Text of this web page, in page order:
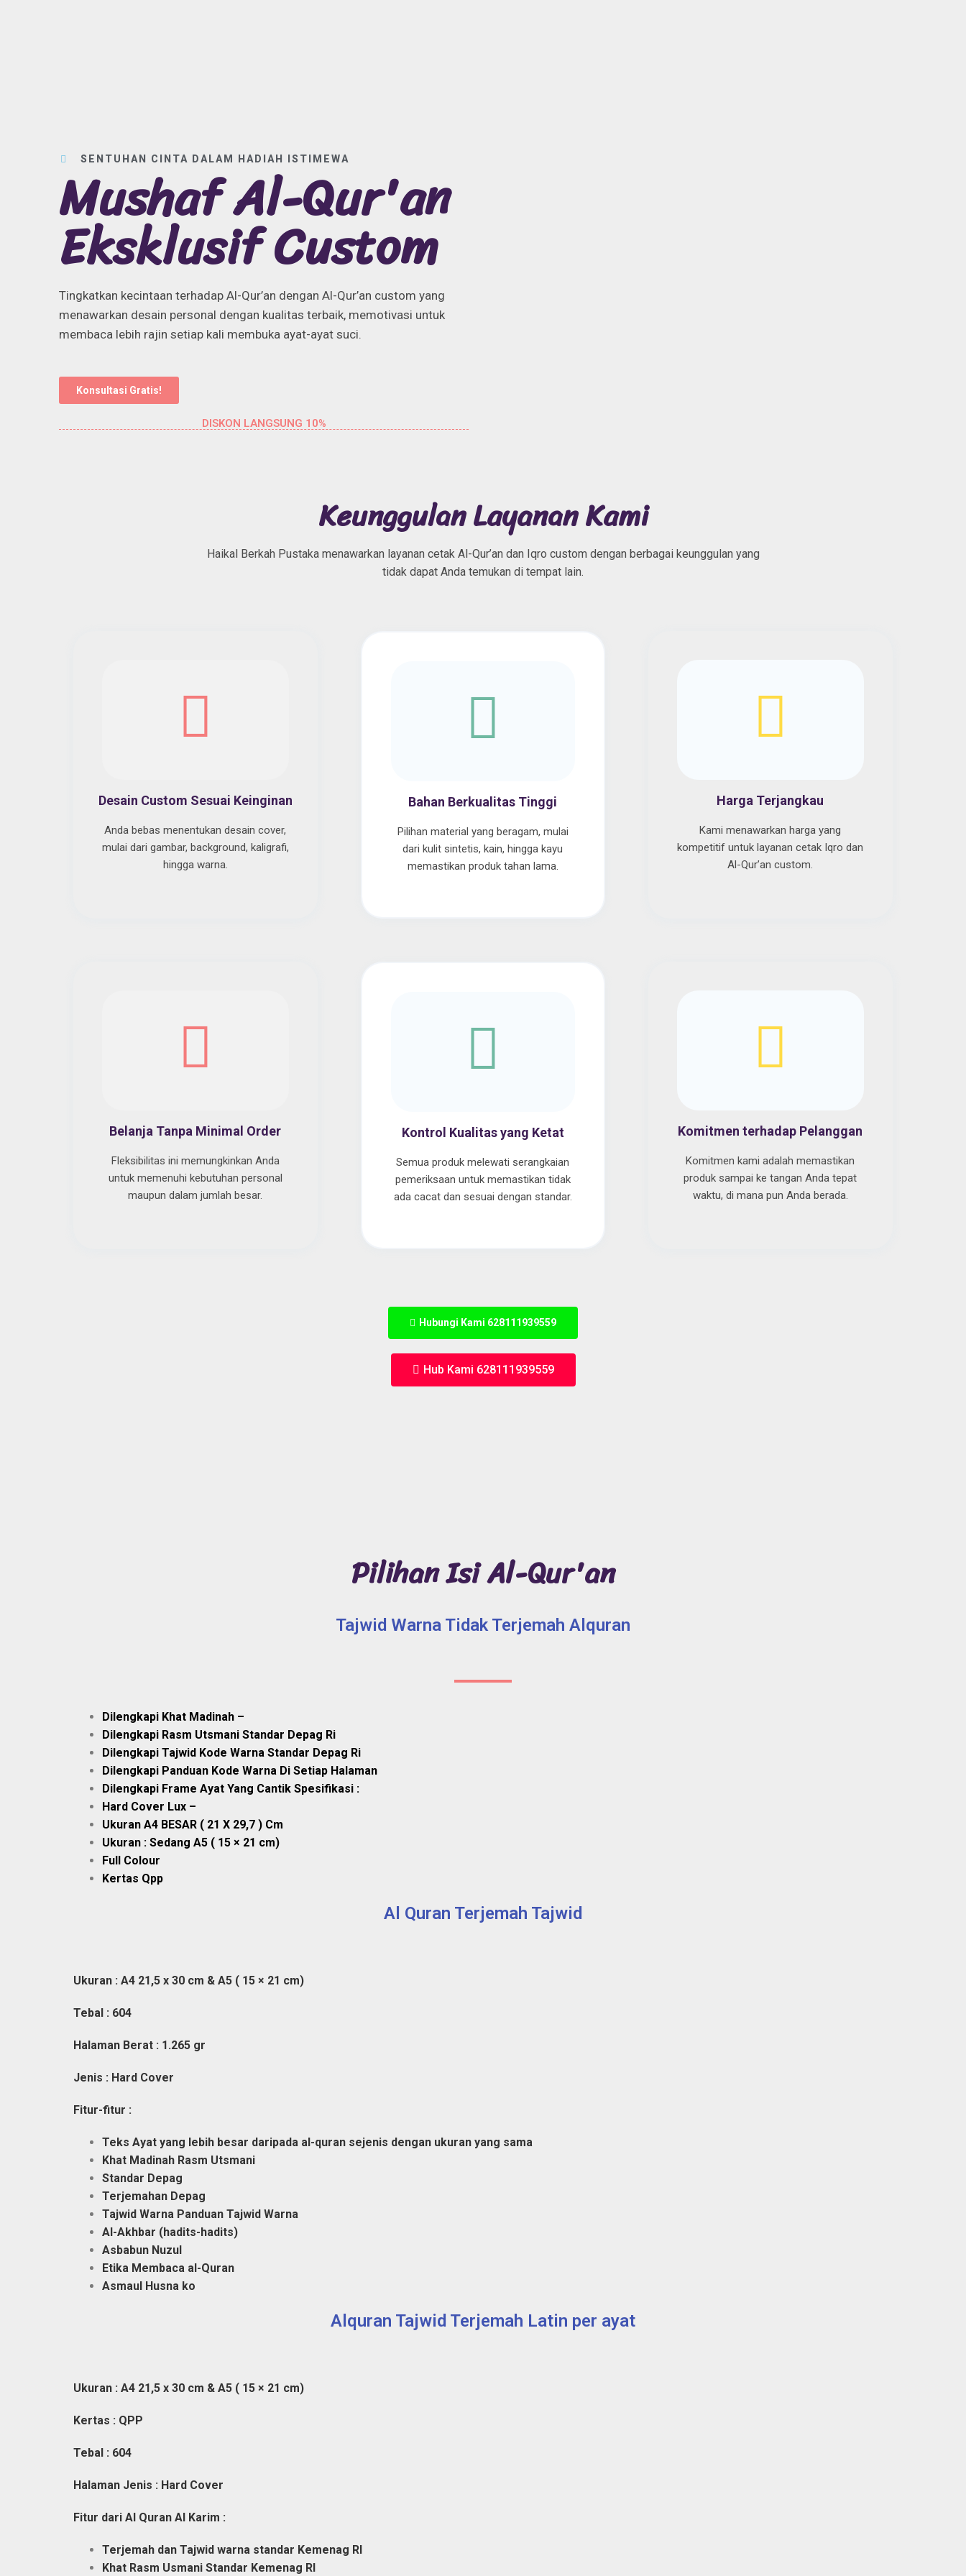
SENTUHAN CINTA DALAM HADIAH ISTIMEWA
Mushaf Al-Qur'an
Eksklusif Custom
Tingkatkan kecintaan terhadap Al-Qur’an dengan Al-Qur’an custom yang
menawarkan desain personal dengan kualitas terbaik, memotivasi untuk
membaca lebih rajin setiap kali membuka ayat-ayat suci.
Konsultasi Gratis!
DISKON LANGSUNG 10%
Keunggulan Layanan Kami
Haikal Berkah Pustaka menawarkan layanan cetak Al-Qur’an dan Iqro custom dengan berbagai keunggulan yang
tidak dapat Anda temukan di tempat lain.
Desain Custom Sesuai Keinginan
Anda bebas menentukan desain cover,
mulai dari gambar, background, kaligrafi,
hingga warna.
Bahan Berkualitas Tinggi
Pilihan material yang beragam, mulai
dari kulit sintetis, kain, hingga kayu
memastikan produk tahan lama.
Harga Terjangkau
Kami menawarkan harga yang
kompetitif untuk layanan cetak Iqro dan
Al-Qur’an custom.
Belanja Tanpa Minimal Order
Fleksibilitas ini memungkinkan Anda
untuk memenuhi kebutuhan personal
maupun dalam jumlah besar.
Kontrol Kualitas yang Ketat
Semua produk melewati serangkaian
pemeriksaan untuk memastikan tidak
ada cacat dan sesuai dengan standar.
Komitmen terhadap Pelanggan
Komitmen kami adalah memastikan
produk sampai ke tangan Anda tepat
waktu, di mana pun Anda berada.
Hubungi Kami 628111939559
Hub Kami 628111939559
Pilihan Isi Al-Qur'an
Tajwid Warna Tidak Terjemah Alquran
Dilengkapi Khat Madinah –
Dilengkapi Rasm Utsmani Standar Depag Ri
Dilengkapi Tajwid Kode Warna Standar Depag Ri
Dilengkapi Panduan Kode Warna Di Setiap Halaman
Dilengkapi Frame Ayat Yang Cantik Spesifikasi :
Hard Cover Lux –
Ukuran A4 BESAR ( 21 X 29,7 ) Cm
Ukuran : Sedang A5 ( 15 × 21 cm)
Full Colour
Kertas Qpp
Al Quran Terjemah Tajwid
Ukuran : A4 21,5 x 30 cm & A5 ( 15 × 21 cm)
Tebal : 604
Halaman Berat : 1.265 gr
Jenis : Hard Cover
Fitur-fitur :
Teks Ayat yang lebih besar daripada al-quran sejenis dengan ukuran yang sama
Khat Madinah Rasm Utsmani
Standar Depag
Terjemahan Depag
Tajwid Warna Panduan Tajwid Warna
Al-Akhbar (hadits-hadits)
Asbabun Nuzul
Etika Membaca al-Quran
Asmaul Husna ko
Alquran Tajwid Terjemah Latin per ayat
Ukuran : A4 21,5 x 30 cm & A5 ( 15 × 21 cm)
Kertas : QPP
Tebal : 604
Halaman Jenis : Hard Cover
Fitur dari Al Quran Al Karim :
Terjemah dan Tajwid warna standar Kemenag RI
Khat Rasm Usmani Standar Kemenag RI